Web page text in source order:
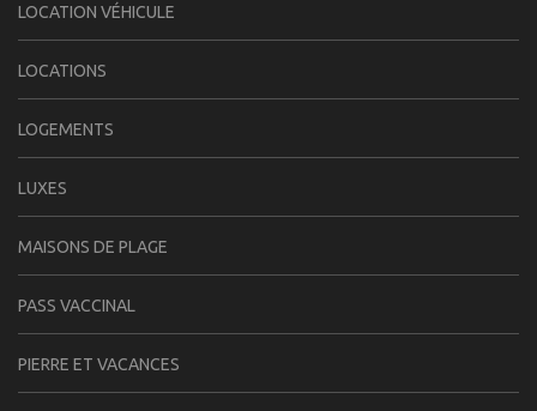
LOCATION VÉHICULE
LOCATIONS
LOGEMENTS
LUXES
MAISONS DE PLAGE
PASS VACCINAL
PIERRE ET VACANCES